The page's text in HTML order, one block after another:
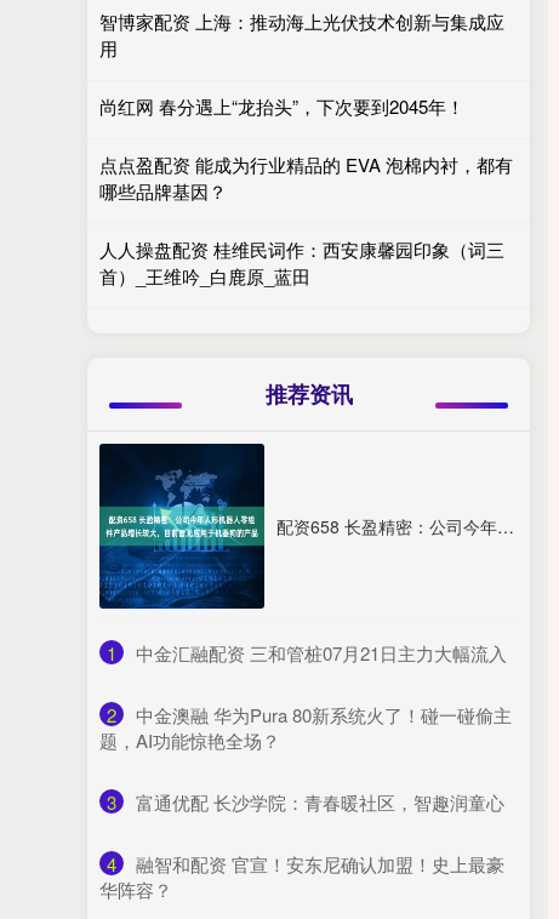
智博家配资 上海：推动海上光伏技术创新与集成应
用
尚红网 春分遇上“龙抬头”，下次要到2045年！
点点盈配资 能成为行业精品的 EVA 泡棉内衬，都有
哪些品牌基因？
人人操盘配资 桂维民词作：西安康馨园印象（词三
首）_王维吟_白鹿原_蓝田
推荐资讯
配资658 长盈精密：公司今年人形机器人零组件产品增长较大，目前暂无应用于机器狗的产品
1 ​中金汇融配资 三和管桩07月21日主力大幅流入
2
​中金澳融 华为Pura 80新系统火了！碰一碰偷主
题，AI功能惊艳全场？
3 ​富通优配 长沙学院：青春暖社区，智趣润童心
4
​融智和配资 官宣！安东尼确认加盟！史上最豪
华阵容？